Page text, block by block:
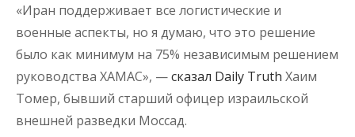
«Иран поддерживает все логистические и
военные аспекты, но я думаю, что это решение
было как минимум на 75% независимым решением
руководства ХАМАС», —сказал Daily Truth Хаим
Томер, бывший старший офицер израильской
внешней разведки Моссад.